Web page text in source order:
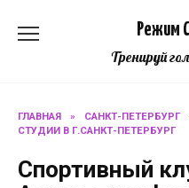
Режим
Тренируй
ГЛАВНАЯ » САНКТ-ПЕТЕРБУРГ
СТУДИИ В Г.САНКТ-ПЕТЕРБУРГ
Спортивный